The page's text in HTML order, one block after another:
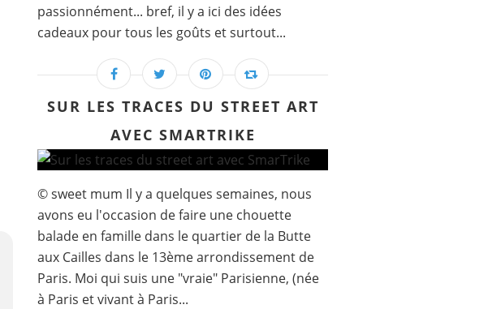
passionnément... bref, il y a ici des idées
cadeaux pour tous les goûts et surtout...
SUR LES TRACES DU STREET ART
AVEC SMARTRIKE
© sweet mum Il y a quelques semaines, nous
avons eu l'occasion de faire une chouette
balade en famille dans le quartier de la Butte
aux Cailles dans le 13ème arrondissement de
Paris. Moi qui suis une "vraie" Parisienne, (née
à Paris et vivant à Paris...